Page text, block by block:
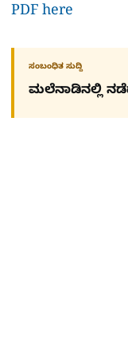
PDF here
ಸಂಬಂಧಿತ ಸುದ್ದಿ
ಮಲೆನಾಡಿನಲ್ಲಿ